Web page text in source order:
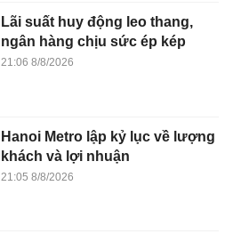
Lãi suất huy động leo thang,
ngân hàng chịu sức ép kép
21:06 8/8/2026
Hanoi Metro lập kỷ lục về lượng
khách và lợi nhuận
21:05 8/8/2026